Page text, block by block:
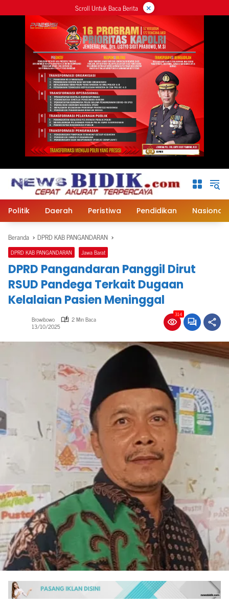
ke
Scroll Untuk Baca Berita ×
Politik Daerah Peristiwa Pendidikan Nasional
Beranda DPRD KAB PANGANDARAN
DPRD KAB PANGANDARAN Jawa Barat
DPRD Pangandaran Panggil Dirut
RSUD Pandega Terkait Dugaan
Kelalaian Pasien Meninggal
Browibowo 2 Min Baca
13/10/2025
314